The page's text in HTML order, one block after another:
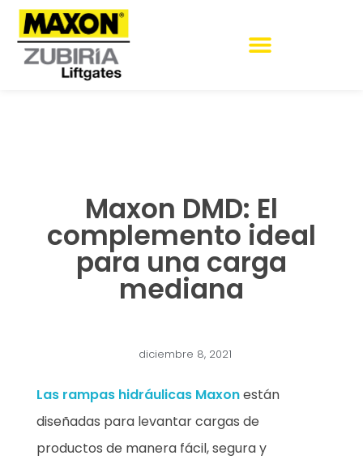
Maxon DMD: El
complemento ideal
para una carga
mediana
diciembre 8, 2021
Las rampas hidráulicas Maxonestán
diseñadas para levantar cargas de
productos de manera fácil, segura y